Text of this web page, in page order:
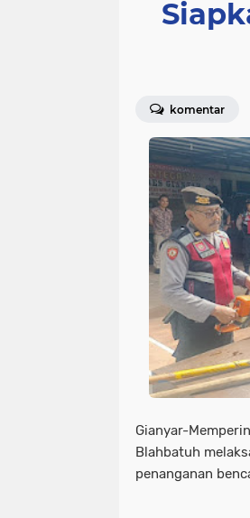
komentar
Gianyar-
Blahbatuh
penanganan